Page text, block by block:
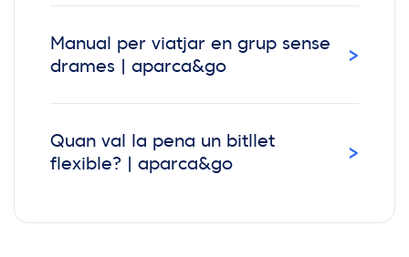
Manual per viatjar en grup sense
drames | aparca&go
›
Quan val la pena un bitllet
flexible? | aparca&go
›